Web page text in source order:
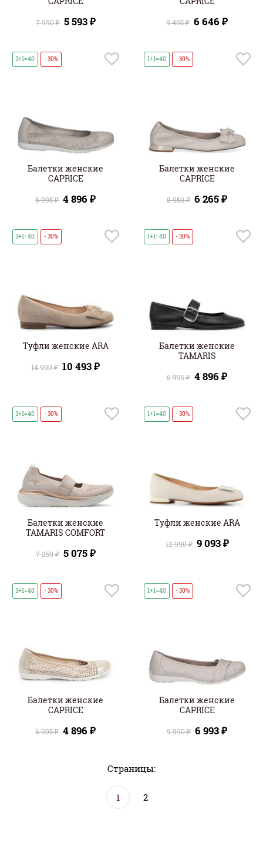
7 990 ₽ 5 593 ₽ 9 495 ₽ 6 646 ₽
1+1=40 - 30%
Балетки женские
CAPRICE
6 995 ₽ 4 896 ₽
1+1=40 - 30%
Балетки женские
CAPRICE
8 950 ₽ 6 265 ₽
1+1=40 - 30%
Туфли женские ARA
14 990 ₽ 10 493 ₽
1+1=40 - 30%
Балетки женские
TAMARIS
6 995 ₽ 4 896 ₽
1+1=40 - 30%
Балетки женские
TAMARIS COMFORT
7 250 ₽ 5 075 ₽
1+1=40 - 30%
Туфли женские ARA
12 990 ₽ 9 093 ₽
1+1=40 - 30%
Балетки женские
CAPRICE
6 995 ₽ 4 896 ₽
1+1=40 - 30%
Балетки женские
CAPRICE
9 990 ₽ 6 993 ₽
Страницы:
1 2